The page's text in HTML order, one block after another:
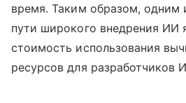
время. Таким образом, одним
пути широкого внедрения ИИ
стоимость использования
ресурсов для разработчиков